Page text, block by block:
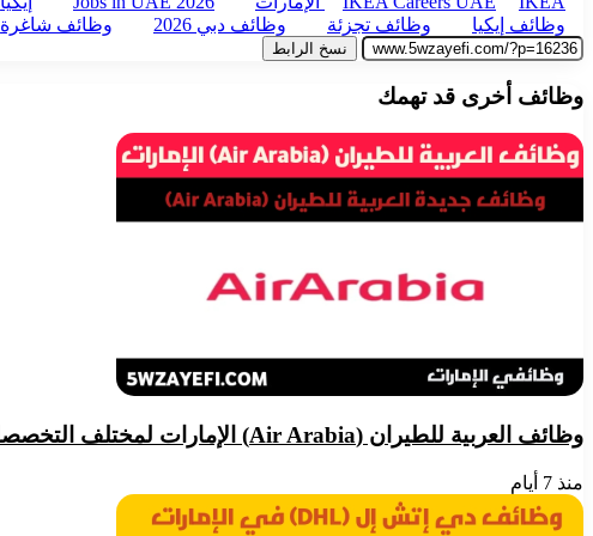
وظائف إيكيا
وظائف تجزئة وظائف دبي 2026 وظائف شاغرة
نسخ الرابط
وظائف أخرى قد تهمك
وظائف العربية للطيران (Air Arabia) الإمارات لمختلف التخصصات 2026
منذ 7 أيام